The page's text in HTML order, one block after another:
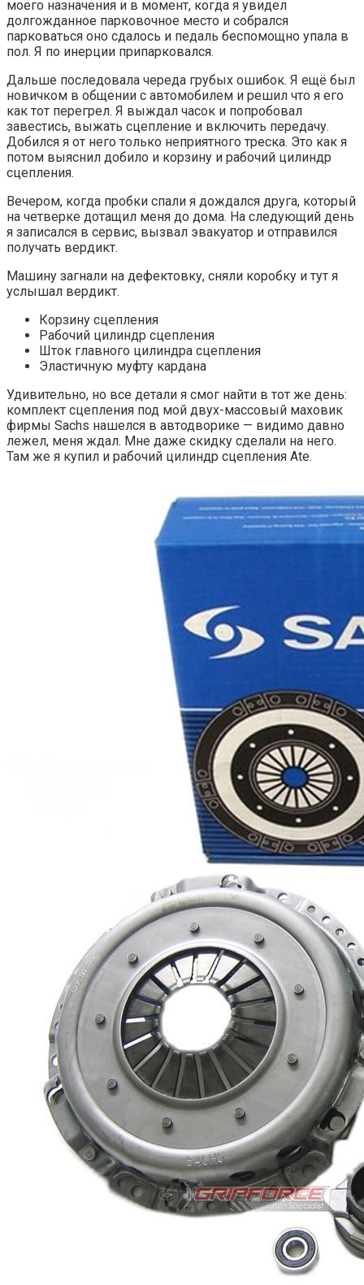
моего назначения и в момент, когда я увидел
долгожданное парковочное место и собрался
парковаться оно сдалось и педаль беспомощно упала в
пол. Я по инерции припарковался.
Дальше последовала череда грубых ошибок. Я ещё был
новичком в общении с автомобилем и решил что я его
как тот перегрел. Я выждал часок и попробовал
завестись, выжать сцепление и включить передачу.
Добился я от него только неприятного треска. Это как я
потом выяснил добило и корзину и рабочий цилиндр
сцепления.
Вечером, когда пробки спали я дождался друга, который
на четверке дотащил меня до дома. На следующий день
я записался в сервис, вызвал эвакуатор и отправился
получать вердикт.
Машину загнали на дефектовку, сняли коробку и тут я
услышал вердикт.
Корзину сцепления
Рабочий цилиндр сцепления
Шток главного цилиндра сцепления
Эластичную муфту кардана
Удивительно, но все детали я смог найти в тот же день:
комплект сцепления под мой двух-массовый маховик
фирмы Sachs нашелся в автодворике — видимо давно
лежел, меня ждал. Мне даже скидку сделали на него.
Там же я купил и рабочий цилиндр сцепления Ate.